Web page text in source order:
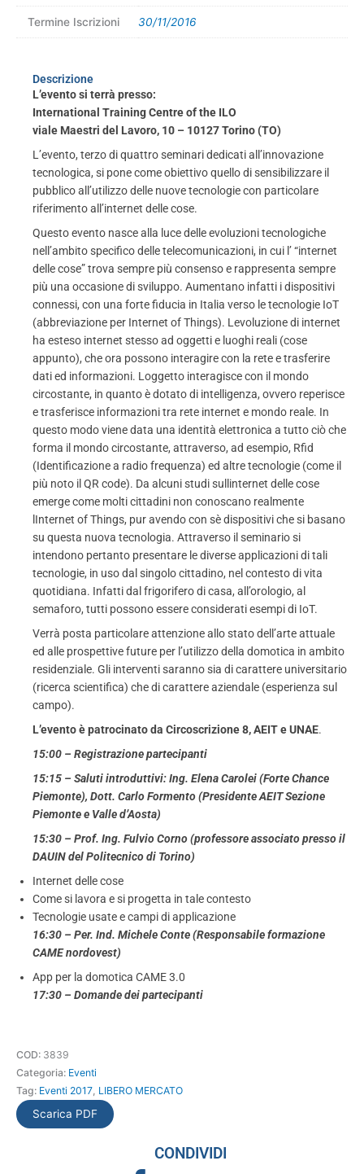
Termine Iscrizioni 30/11/2016
Descrizione
L’evento si terrà presso:
International Training Centre of the ILO
viale Maestri del Lavoro, 10 – 10127 Torino (TO)
L’evento, terzo di quattro seminari dedicati all’innovazione
tecnologica, si pone come obiettivo quello di sensibilizzare il
pubblico all’utilizzo delle nuove tecnologie con particolare
riferimento all’internet delle cose.
Questo evento nasce alla luce delle evoluzioni tecnologiche
nell’ambito specifico delle telecomunicazioni, in cui l’ “internet
delle cose” trova sempre più consenso e rappresenta sempre
più una occasione di sviluppo. Aumentano infatti i dispositivi
connessi, con una forte fiducia in Italia verso le tecnologie IoT
(abbreviazione per Internet of Things). Levoluzione di internet
ha esteso internet stesso ad oggetti e luoghi reali (cose
appunto), che ora possono interagire con la rete e trasferire
dati ed informazioni. Loggetto interagisce con il mondo
circostante, in quanto è dotato di intelligenza, ovvero reperisce
e trasferisce informazioni tra rete internet e mondo reale. In
questo modo viene data una identità elettronica a tutto ciò che
forma il mondo circostante, attraverso, ad esempio, Rfid
(Identificazione a radio frequenza) ed altre tecnologie (come il
più noto il QR code). Da alcuni studi sullinternet delle cose
emerge come molti cittadini non conoscano realmente
lInternet of Things, pur avendo con sè dispositivi che si basano
su questa nuova tecnologia. Attraverso il seminario si
intendono pertanto presentare le diverse applicazioni di tali
tecnologie, in uso dal singolo cittadino, nel contesto di vita
quotidiana. Infatti dal frigorifero di casa, all’orologio, al
semaforo, tutti possono essere considerati esempi di IoT.
Verrà posta particolare attenzione allo stato dell’arte attuale
ed alle prospettive future per l’utilizzo della domotica in ambito
residenziale. Gli interventi saranno sia di carattere universitario
(ricerca scientifica) che di carattere aziendale (esperienza sul
campo).
L’evento è patrocinato da Circoscrizione 8, AEIT e UNAE.
15:00 – Registrazione partecipanti
15:15 – Saluti introduttivi: Ing. Elena Carolei (Forte Chance
Piemonte), Dott. Carlo Formento (Presidente AEIT Sezione
Piemonte e Valle d’Aosta)
15:30 – Prof. Ing. Fulvio Corno (professore associato presso il
DAUIN del Politecnico di Torino)
Internet delle cose
Come si lavora e si progetta in tale contesto
Tecnologie usate e campi di applicazione
16:30 – Per. Ind. Michele Conte (Responsabile formazione
CAME nordovest)
App per la domotica CAME 3.0
17:30 – Domande dei partecipanti
COD: 3839
Categoria: Eventi
Tag: Eventi 2017, LIBERO MERCATO
Scarica PDF
CONDIVIDI